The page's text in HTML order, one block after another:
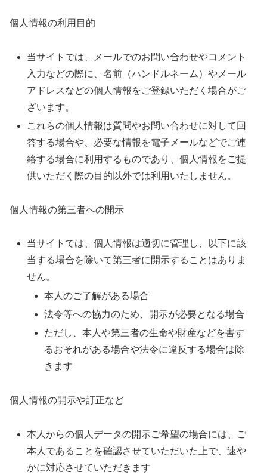
個人情報の利用目的
当サイトでは、メールでのお問い合わせやコメント
入力などの際に、名前（ハンドルネーム）やメール
アドレスなどの個人情報をご登録いただく場合がご
ざいます。
これらの個人情報は質問やお問い合わせに対して回
答する場合や、必要な情報を電子メールなどでご連
絡する場合に利用するものであり、個人情報をご提
供いただく際の目的以外では利用いたしません。
個人情報の第三者への開示
当サイトでは、個人情報は適切に管理し、以下に該
当する場合を除いて第三者に開示することはありま
せん。
本人のご了解がある場合
法令等への協力のため、開示が必要となる場合
ただし、本人や第三者の生命や財産などを害す
るおそれがある場合や法令に違反する場合は除
きます
個人情報の開示や訂正など
本人からの個人データの開示ご希望の場合には、ご
本人であることを確認させていただいた上で、速や
かに対応させていただきます